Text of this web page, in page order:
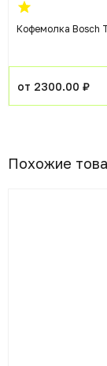
Кофемолка Bosch
от 2300.00 ₽
Похожие